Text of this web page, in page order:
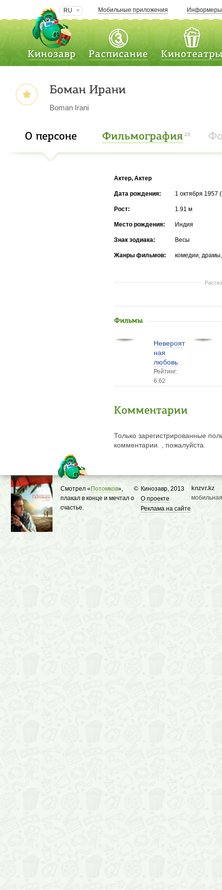
RU Мобильные приложения Информеры
Кинозавр Расписание
Боман Ирани
Boman Irani
О персоне Фильмография 23
Актер, Актер
Дата рождения: 1 октября 1957
Рост: 1.91 м
Место рождения: Индия
Знак зодиака: Весы
Жанры фильмов: комедии,
Фильмы
Невероят
ная
любовь
Рейтинг:
6.62
Комментарии
Только зарегистрированные
комментарии. , пожалуйста.
© Кинозавр, 2013
О проекте
Реклама на сайте
Смотрел « Потомков»,
плакал в конце и мечтал о
счастье.
knzvr.kz